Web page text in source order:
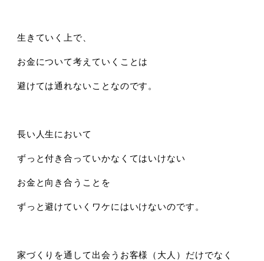
生きていく上で、
お金について考えていくことは
避けては通れないことなのです。
長い人生において
ずっと付き合っていかなくてはいけない
お金と向き合うことを
ずっと避けていくワケにはいけないのです。
家づくりを通して出会うお客様（大人）だけでなく